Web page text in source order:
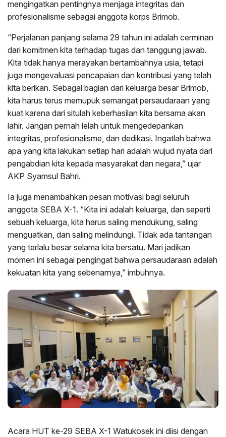
mengingatkan pentingnya menjaga integritas dan
profesionalisme sebagai anggota korps Brimob.
“Perjalanan panjang selama 29 tahun ini adalah cerminan
dari komitmen kita terhadap tugas dan tanggung jawab.
Kita tidak hanya merayakan bertambahnya usia, tetapi
juga mengevaluasi pencapaian dan kontribusi yang telah
kita berikan. Sebagai bagian dari keluarga besar Brimob,
kita harus terus memupuk semangat persaudaraan yang
kuat karena dari situlah keberhasilan kita bersama akan
lahir. Jangan pernah lelah untuk mengedepankan
integritas, profesionalisme, dan dedikasi. Ingatlah bahwa
apa yang kita lakukan setiap hari adalah wujud nyata dari
pengabdian kita kepada masyarakat dan negara,” ujar
AKP Syamsul Bahri.
Ia juga menambahkan pesan motivasi bagi seluruh
anggota SEBA X-1. “Kita ini adalah keluarga, dan seperti
sebuah keluarga, kita harus saling mendukung, saling
menguatkan, dan saling melindungi. Tidak ada tantangan
yang terlalu besar selama kita bersatu. Mari jadikan
momen ini sebagai pengingat bahwa persaudaraan adalah
kekuatan kita yang sebenarnya,” imbuhnya.
Acara HUT ke-29 SEBA X-1 Watukosek ini diisi dengan